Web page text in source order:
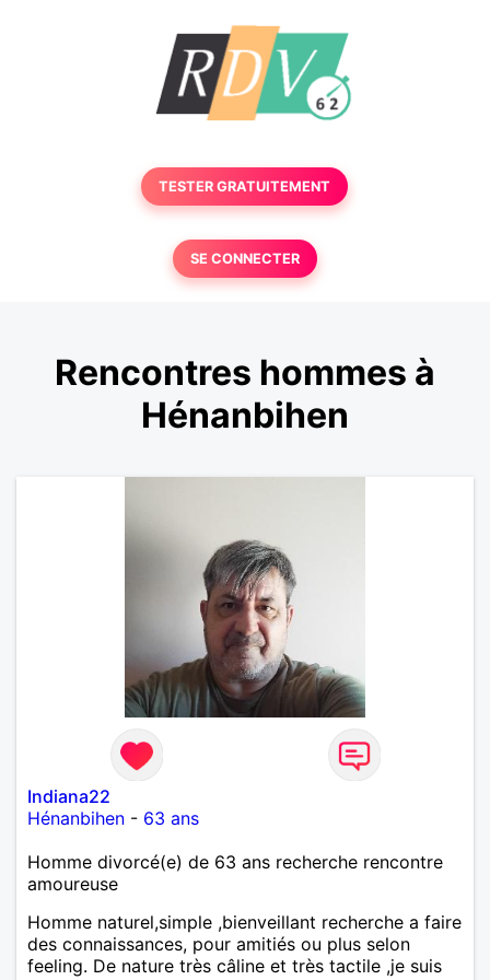
TESTER GRATUITEMENT
SE CONNECTER
Rencontres hommes à
Hénanbihen
Indiana22
Hénanbihen - 63 ans
Homme divorcé(e) de 63 ans recherche rencontre
amoureuse
Homme naturel,simple ,bienveillant recherche a faire
des connaissances, pour amitiés ou plus selon
feeling. De nature très câline et très tactile ,je suis